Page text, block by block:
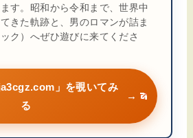
す。昭和から令和まで、世界中
きた軌跡と、男のロマンが詰ま
ク）へぜひ遊びに来てくださ
」を覗いてみ
る
→